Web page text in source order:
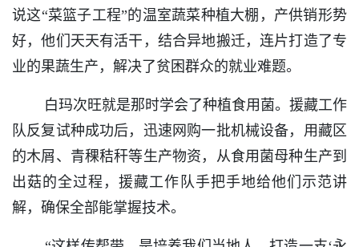
说这“菜篮子工程”的温室蔬菜种植大棚，产供销形势
好，他们天天有活干，结合异地搬迁，连片打造了专
业的果蔬生产，解决了贫困群众的就业难题。
白玛次旺就是那时学会了种植食用菌。援藏工作
队反复试种成功后，迅速网购一批机械设备，用藏区
的木屑、青稞秸秆等生产物资，从食用菌母种生产到
出菇的全过程，援藏工作队手把手地给他们示范讲
解，确保全部能掌握技术。